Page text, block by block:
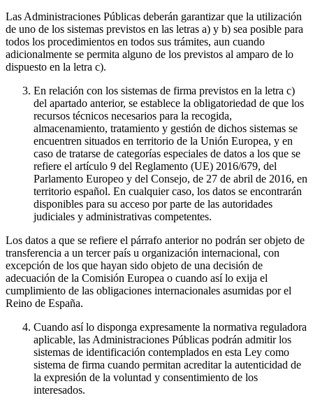
Las Administraciones Públicas deberán garantizar que la utilización
de uno de los sistemas previstos en las letras a) y b) sea posible para
todos los procedimientos en todos sus trámites, aun cuando
adicionalmente se permita alguno de los previstos al amparo de lo
dispuesto en la letra c).
En relación con los sistemas de firma previstos en la letra c)
del apartado anterior, se establece la obligatoriedad de que los
recursos técnicos necesarios para la recogida,
almacenamiento, tratamiento y gestión de dichos sistemas se
encuentren situados en territorio de la Unión Europea, y en
caso de tratarse de categorías especiales de datos a los que se
refiere el artículo 9 del Reglamento (UE) 2016/679, del
Parlamento Europeo y del Consejo, de 27 de abril de 2016, en
territorio español. En cualquier caso, los datos se encontrarán
disponibles para su acceso por parte de las autoridades
judiciales y administrativas competentes.
Los datos a que se refiere el párrafo anterior no podrán ser objeto de
transferencia a un tercer país u organización internacional, con
excepción de los que hayan sido objeto de una decisión de
adecuación de la Comisión Europea o cuando así lo exija el
cumplimiento de las obligaciones internacionales asumidas por el
Reino de España.
Cuando así lo disponga expresamente la normativa reguladora
aplicable, las Administraciones Públicas podrán admitir los
sistemas de identificación contemplados en esta Ley como
sistema de firma cuando permitan acreditar la autenticidad de
la expresión de la voluntad y consentimiento de los
interesados.